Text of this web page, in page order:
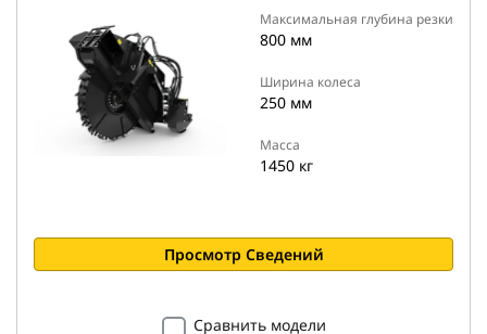
Максимальная глубина резки
800 мм
Ширина колеса
250 мм
Масса
1450 кг
Просмотр Сведений
Сравнить модели